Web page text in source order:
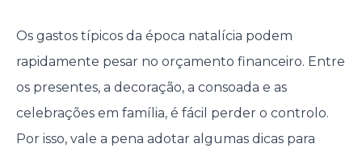
Os gastos típicos da época natalícia podem
rapidamente pesar no orçamento financeiro. Entre
os presentes, a decoração, a consoada e as
celebrações em família, é fácil perder o controlo.
Por isso, vale a pena adotar algumas dicas para